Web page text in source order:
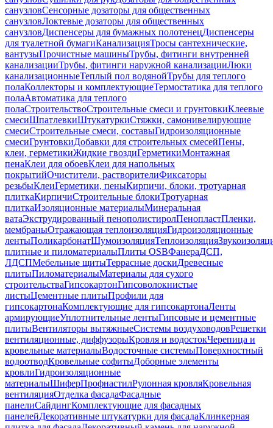
санузловСенсорные дозаторы для общественных
санузловЛоктевые дозаторы для общественных
санузловДиспенсеры для бумажных полотенецДиспенсеры
для туалетной бумагиКанализацияТросы сантехнические,
вантузыПрочистные машиныТрубы, фитинги внутренней
канализацииТрубы, фитинги наружной канализацииЛюки
канализационныеТеплый пол водянойТрубы для теплого
полаКоллекторы и комплектующиеТермостатика для теплого
полаАвтоматика для теплого
полаСтроительствоСтроительные смеси и грунтовкиКлеевые
смесиШпатлевкиШтукатуркиСтяжки, самонивелирующие
смесиСтроительные смеси, составыГидроизоляционные
смесиГрунтовкиДобавки для строительных смесейПены,
клеи, герметикиЖидкие гвоздиГерметикиМонтажная
пенаКлеи для обоевКлеи для напольных
покрытийОчистители, растворителиФиксаторы
резьбыКлеиГерметики, пеныКирпичи, блоки, тротуарная
плиткаКирпичиСтроительные блокиТротуарная
плиткаИзоляционные материалыМинеральная
ватаЭкструдированный пенополистиролПенопластПленки,
мембраныОтражающая теплоизоляцияГидроизоляционные
лентыПоликарбонатШумоизоляцияТеплоизоляция
плитные и пиломатериалыПлиты OSBФанераДСП,
ЛДСПМебельные щитыТеррасные доскиДревесные
плитыПиломатериалыМатериалы для сухого
строительстваГипсокартонГипсоволокнистые
листыЦементные плитыПрофили для
гипсокартонаКомплектующие для гипсокартонаЛенты
армирующиеУплотнительные лентыГипсовые и цементные
плитыВентиляторы вытяжныеСистемы воздуховодовРешетки
вентиляционные, диффузорыКровля и водостокЧерепица и
кровельные материалыВодосточные системыПоверхностный
водоотводКровельные софитыДоборные элементы
кровлиГидроизоляционные
материалыШиферПрофнастилРулонная кровляКровельная
вентиляцияОтделка фасадаФасадные
панелиСайдингКомплектующие для фасадных
панелейДекоративные штукатурки для фасадаКлинкерная